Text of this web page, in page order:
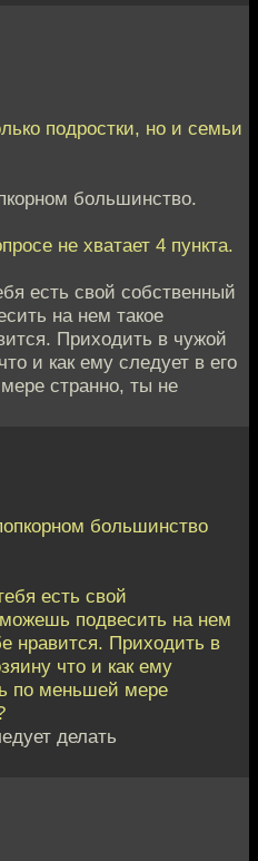
подростки, но и семьи
большинство.
не хватает 4 пункта.
есть свой собственный
на нем такое
Приходить в чужой
и как ему следует в его
странно, ты не
большинство
есть свой
подвесить на нем
нравится. Приходить в
что и как ему
по меньшей мере
делать